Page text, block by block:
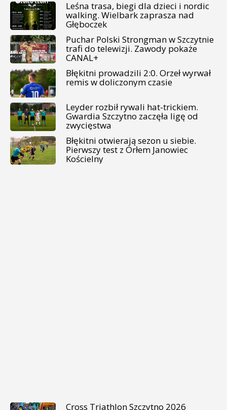
Leśna trasa, biegi dla dzieci i nordic
walking. Wielbark zaprasza nad
Głęboczek
Puchar Polski Strongman w Szczytnie
trafi do telewizji. Zawody pokaże
CANAL+
Błękitni prowadzili 2:0. Orzeł wyrwał
remis w doliczonym czasie
Leyder rozbił rywali hat-trickiem.
Gwardia Szczytno zaczęła ligę od
zwycięstwa
Błękitni otwierają sezon u siebie.
Pierwszy test z Orłem Janowiec
Kościelny
Cross Triathlon Szczytno 2026